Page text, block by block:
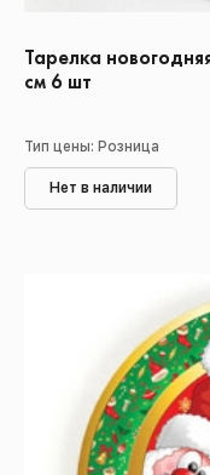
Тарелка
см 6 шт
Тип цены: Розница
Нет в наличии